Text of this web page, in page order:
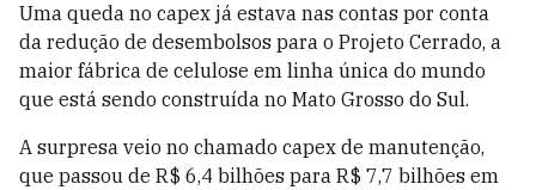
Uma queda no capex já estava nas contas por conta
da redução de desembolsos para o Projeto Cerrado, a
maior fábrica de celulose em linha única do mundo
que está sendo construída no Mato Grosso do Sul.
A surpresa veio no chamado capex de manutenção,
que passou de R$ 6,4 bilhões para R$ 7,7 bilhões em